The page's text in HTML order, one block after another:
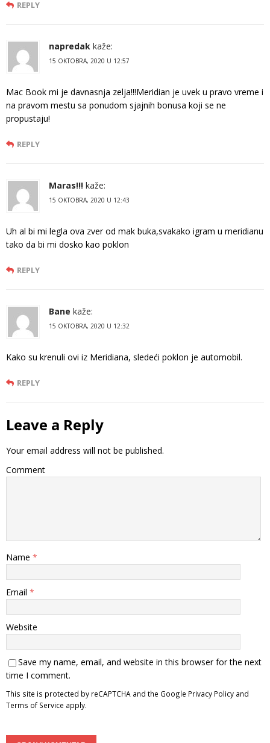
REPLY
napredak kaže:
15 OKTOBRA, 2020 U 12:57
Mac Book mi je davnasnja zelja!!!Meridian je uvek u pravo vreme i
na pravom mestu sa ponudom sjajnih bonusa koji se ne
propustaju!
REPLY
Maras!!! kaže:
15 OKTOBRA, 2020 U 12:43
Uh al bi mi legla ova zver od mak buka,svakako igram u meridianu
tako da bi mi dosko kao poklon
REPLY
Bane kaže:
15 OKTOBRA, 2020 U 12:32
Kako su krenuli ovi iz Meridiana, sledeći poklon je automobil.
REPLY
Leave a Reply
Your email address will not be published.
Comment
Name *
Email *
Website
Save my name, email, and website in this browser for the next
time I comment.
This site is protected by reCAPTCHA and the Google Privacy Policy and
Terms of Service apply.